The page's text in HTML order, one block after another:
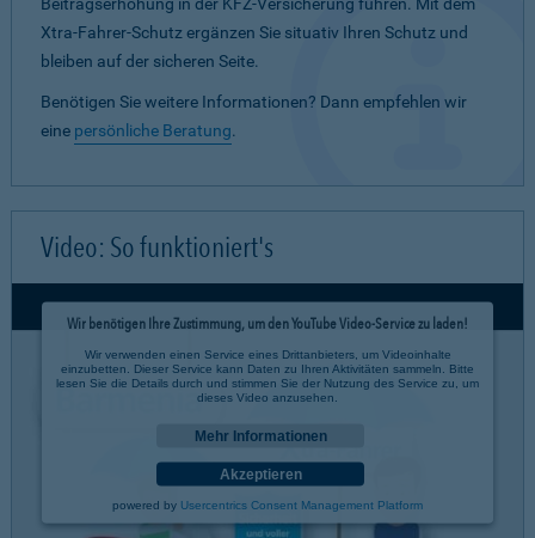
Xtra-Fahrer-Schutz ergänzen Sie situativ Ihren Schutz und
bleiben auf der sicheren Seite.
Benötigen Sie weitere Informationen? Dann empfehlen wir
eine persönliche Beratung.
Video: So funktioniert's
Wir benötigen Ihre Zustimmung, um den YouTube Video-Service zu laden!
Wir verwenden einen Service eines Drittanbieters, um Videoinhalte
einzubetten. Dieser Service kann Daten zu Ihren Aktivitäten sammeln. Bitte
lesen Sie die Details durch und stimmen Sie der Nutzung des Service zu, um
dieses Video anzusehen.
Mehr Informationen
Akzeptieren
powered by Usercentrics Consent Management Platform